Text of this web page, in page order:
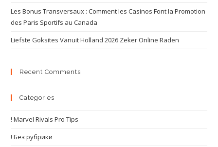
Les Bonus Transversaux : Comment les Casinos Font la Promotion
des Paris Sportifs au Canada
Liefste Goksites Vanuit Holland 2026 Zeker Online Raden
Recent Comments
Categories
! Marvel Rivals Pro Tips
! Без рубрики